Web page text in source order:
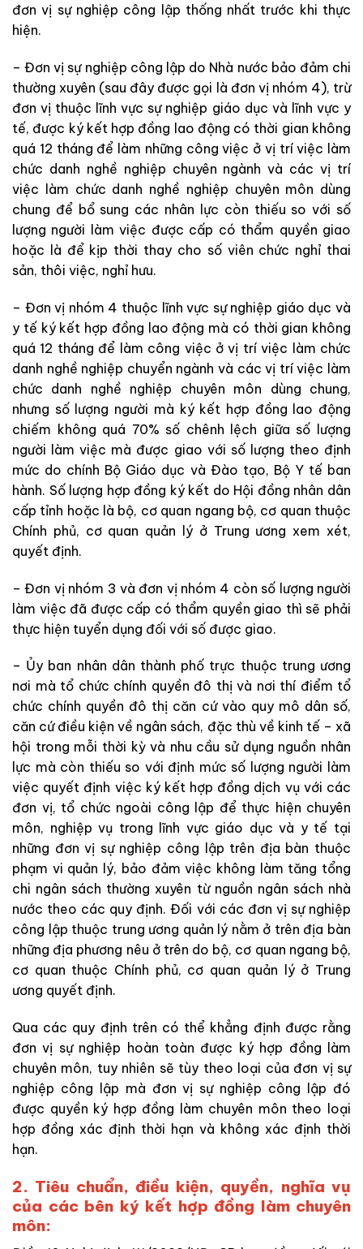
đơn vị sự nghiệp công lập thống nhất trước khi thực
hiện.
– Đơn vị sự nghiệp công lập do Nhà nước bảo đảm chi
thường xuyên (sau đây được gọi là đơn vị nhóm 4), trừ
đơn vị thuộc lĩnh vực sự nghiệp giáo dục và lĩnh vực y
tế, được ký kết hợp đồng lao động có thời gian không
quá 12 tháng để làm những công việc ở vị trí việc làm
chức danh nghề nghiệp chuyên ngành và các vị trí
việc làm chức danh nghề nghiệp chuyên môn dùng
chung để bổ sung các nhân lực còn thiếu so với số
lượng người làm việc được cấp có thẩm quyền giao
hoặc là để kịp thời thay cho số viên chức nghỉ thai
sản, thôi việc, nghỉ hưu.
– Đơn vị nhóm 4 thuộc lĩnh vực sự nghiệp giáo dục và
y tế ký kết hợp đồng lao động mà có thời gian không
quá 12 tháng để làm công việc ở vị trí việc làm chức
danh nghề nghiệp chuyển ngành và các vị trí việc làm
chức danh nghề nghiệp chuyên môn dùng chung,
nhưng số lượng người mà ký kết hợp đồng lao động
chiếm không quá 70% số chênh lệch giữa số lượng
người làm việc mà được giao với số lượng theo định
mức do chính Bộ Giáo dục và Đào tạo, Bộ Y tế ban
hành. Số lượng hợp đồng ký kết do Hội đồng nhân dân
cấp tỉnh hoặc là bộ, cơ quan ngang bộ, cơ quan thuộc
Chính phủ, cơ quan quản lý ở Trung ương xem xét,
quyết định.
– Đơn vị nhóm 3 và đơn vị nhóm 4 còn số lượng người
làm việc đã được cấp có thẩm quyền giao thì sẽ phải
thực hiện tuyển dụng đối với số được giao.
– Ủy ban nhân dân thành phố trực thuộc trung ương
nơi mà tổ chức chính quyền đô thị và nơi thí điểm tổ
chức chính quyền đô thị căn cứ vào quy mô dân số,
căn cứ điều kiện về ngân sách, đặc thù về kinh tế – xã
hội trong mỗi thời kỳ và nhu cầu sử dụng nguồn nhân
lực mà còn thiếu so với định mức số lượng người làm
việc quyết định việc ký kết hợp đồng dịch vụ với các
đơn vị, tổ chức ngoài công lập để thực hiện chuyên
môn, nghiệp vụ trong lĩnh vực giáo dục và y tế tại
những đơn vị sự nghiệp công lập trên địa bàn thuộc
phạm vi quản lý, bảo đảm việc không làm tăng tổng
chi ngân sách thường xuyên từ nguồn ngân sách nhà
nước theo các quy định. Đối với các đơn vị sự nghiệp
công lập thuộc trung ương quản lý nằm ở trên địa bàn
những địa phương nêu ở trên do bộ, cơ quan ngang bộ,
cơ quan thuộc Chính phủ, cơ quan quản lý ở Trung
ương quyết định.
Qua các quy định trên có thể khẳng định được rằng
đơn vị sự nghiệp hoàn toàn được ký hợp đồng làm
chuyên môn, tuy nhiên sẽ tùy theo loại của đơn vị sự
nghiệp công lập mà đơn vị sự nghiệp công lập đó
được quyền ký hợp đồng làm chuyên môn theo loại
hợp đồng xác định thời hạn và không xác định thời
hạn.
2. Tiêu chuẩn, điều kiện, quyền, nghĩa vụ
của các bên ký kết hợp đồng làm chuyên
môn: